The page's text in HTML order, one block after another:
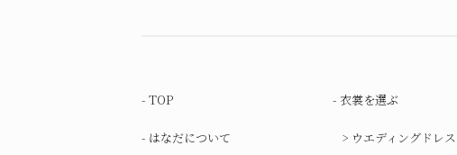
TOP
はなだについて
衣裳を選ぶ
ウエディングドレス